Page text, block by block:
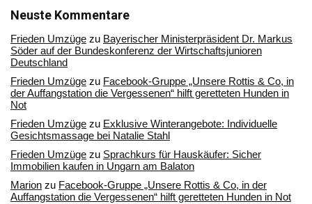
Archiv
Neuste Kommentare
Frieden Umzüge zu Bayerischer Ministerpräsident Dr. Markus
Söder auf der Bundeskonferenz der Wirtschaftsjunioren
Deutschland
Frieden Umzüge zu Facebook-Gruppe „Unsere Rottis & Co, in
der Auffangstation die Vergessenen“ hilft geretteten Hunden in
Not
Frieden Umzüge zu Exklusive Winterangebote: Individuelle
Gesichtsmassage bei Natalie Stahl
Frieden Umzüge zu Sprachkurs für Hauskäufer: Sicher
Immobilien kaufen in Ungarn am Balaton
Marion zu Facebook-Gruppe „Unsere Rottis & Co, in der
Auffangstation die Vergessenen“ hilft geretteten Hunden in Not